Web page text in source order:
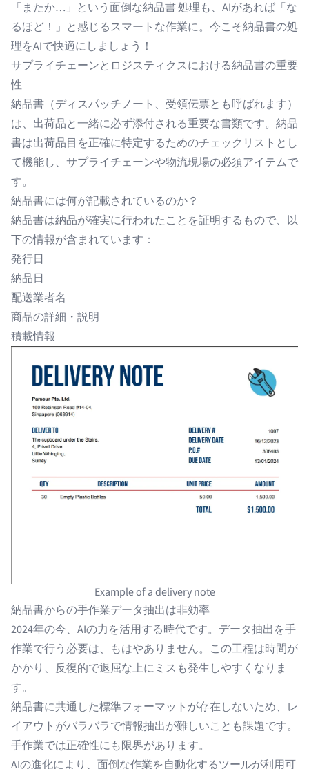
「またか…」という面倒な納品書 処理も、AIがあれば「な
るほど！」と感じるスマートな作業に。今こそ納品書の処
理をAIで快適にしましょう！
サプライチェーンとロジスティクスにおける納品書の重要
性
納品書（ディスパッチノート、受領伝票とも呼ばれます）
は、出荷品と一緒に必ず添付される重要な書類です。納品
書は出荷品目を正確に特定するためのチェックリストとし
て機能し、サプライチェーンや物流現場の必須アイテムで
す。
納品書には何が記載されているのか？
納品書は納品が確実に行われたことを証明するもので、以
下の情報が含まれています：
発行日
納品日
配送業者名
商品の詳細・説明
積載情報
Example of a delivery note
納品書からの手作業データ抽出は非効率
2024年の今、AIの力を活用する時代です。データ抽出を手
作業で行う必要は、もはやありません。この工程は時間が
かかり、反復的で退屈な上にミスも発生しやすくなりま
す。
納品書に共通した標準フォーマットが存在しないため、レ
イアウトがバラバラで情報抽出が難しいことも課題です。
手作業では正確性にも限界があります。
AIの進化により、面倒な作業を自動化するツールが利用可